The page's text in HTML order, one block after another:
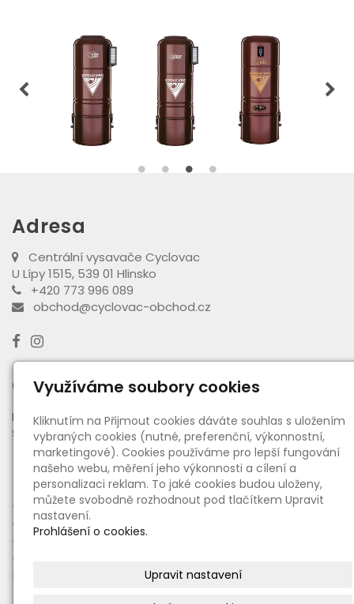
Adresa
Centrální vysavače Cyclovac
U Lípy 1515, 539 01 Hlinsko
+420 773 996 089
obchod@cyclovac-obchod.cz
Otevírací doba výdejny
PO - PÁ:08:00 - 16:30
SO:08:00 - 11:00
Informace
● O nás
● Ceny dopravy a platby
● Obchodní podmínky
●
●
Zásady zpracování osobních údajů
Využíváme soubory cookies
Kliknutím na Přijmout cookies dáváte souhlas s uložením
vybraných cookies (nutné, preferenční, výkonnostní,
marketingové). Cookies používáme pro lepší fungování
našeho webu, měření jeho výkonnosti a cílení a
personalizaci reklam. To jaké cookies budou uloženy,
můžete svobodně rozhodnout pod tlačítkem Upravit
nastavení.
Prohlášení o cookies.
Upravit nastavení